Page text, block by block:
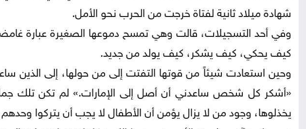
شهادة ميلاد ثانية لفتاة خرجت من الحرب نحو الأمل.
وفي أحد التسجيلات، قالت وهي تمسح دموعها الصغيرة عبارة
كيف يحكي، كيف يشكر، كيف يولد من جديد.
وحين استعادت شيئاً من قوتها التفتت إلى من حولها، إلى
«أشكر كل شخص ساعدني أن أصل إلى الإمارات.» لم تكن تلك جملة
يخذلوها، وجود من لا يزال يؤمن أن الأطفال لا يجب أن يتركوا